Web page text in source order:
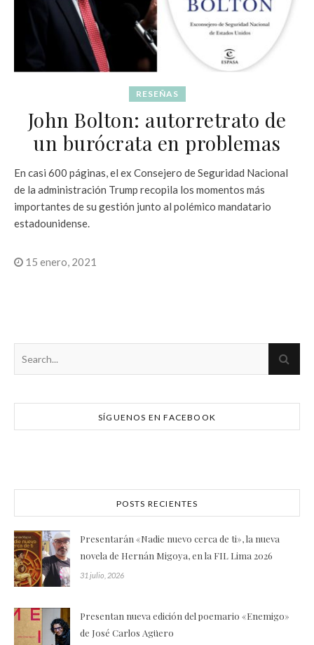
RESEÑAS
John Bolton: autorretrato de
un burócrata en problemas
En casi 600 páginas, el ex Consejero de Seguridad Nacional
de la administración Trump recopila los momentos más
importantes de su gestión junto al polémico mandatario
estadounidense.
15 enero, 2021
SÍGUENOS EN FACEBOOK
POSTS RECIENTES
Presentarán «Nadie nuevo cerca de ti», la nueva
novela de Hernán Migoya, en la FIL Lima 2026
31 julio, 2026
Presentan nueva edición del poemario «Enemigo»
de José Carlos Agüero